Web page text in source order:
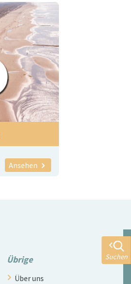
Ansehen
Übrige
Über uns
Suchen